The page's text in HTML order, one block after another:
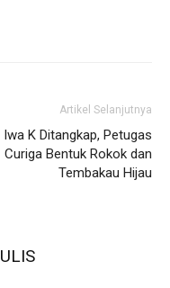
Artikel Selanjutnya
Iwa K Ditangkap, Petugas
Curiga Bentuk Rokok dan
Tembakau Hijau